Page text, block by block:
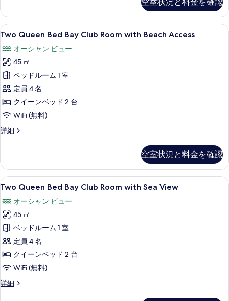
写
真
を
表
示
す
る
View
Room
の
細
Two
Queen
Bed
Bay
Club
Room
with
Beach
Access
の
べ
て
の
写
真
を
表
示
す
る
42 インチの液晶テレビ (デジタル放
8
Two Queen Bed Bay Club Room with Beach Access
オーシャン ビュー
45 ㎡
ベッドルーム 1 室
定員 4 名
クイーンベッド 2 台
WiFi (無料)
詳細
Two
Club
Room
with
Access
の
詳
細
空室状況と料金を確認
Two
Queen
Bed
Bay
Club
Room
with
Sea
の
42 インチの液晶テレビ (デジタル放
8
Two Queen Bed Bay Club Room with Sea View
オーシャン ビュー
45 ㎡
ベッドルーム 1 室
定員 4 名
クイーンベッド 2 台
WiFi (無料)
詳細
Two